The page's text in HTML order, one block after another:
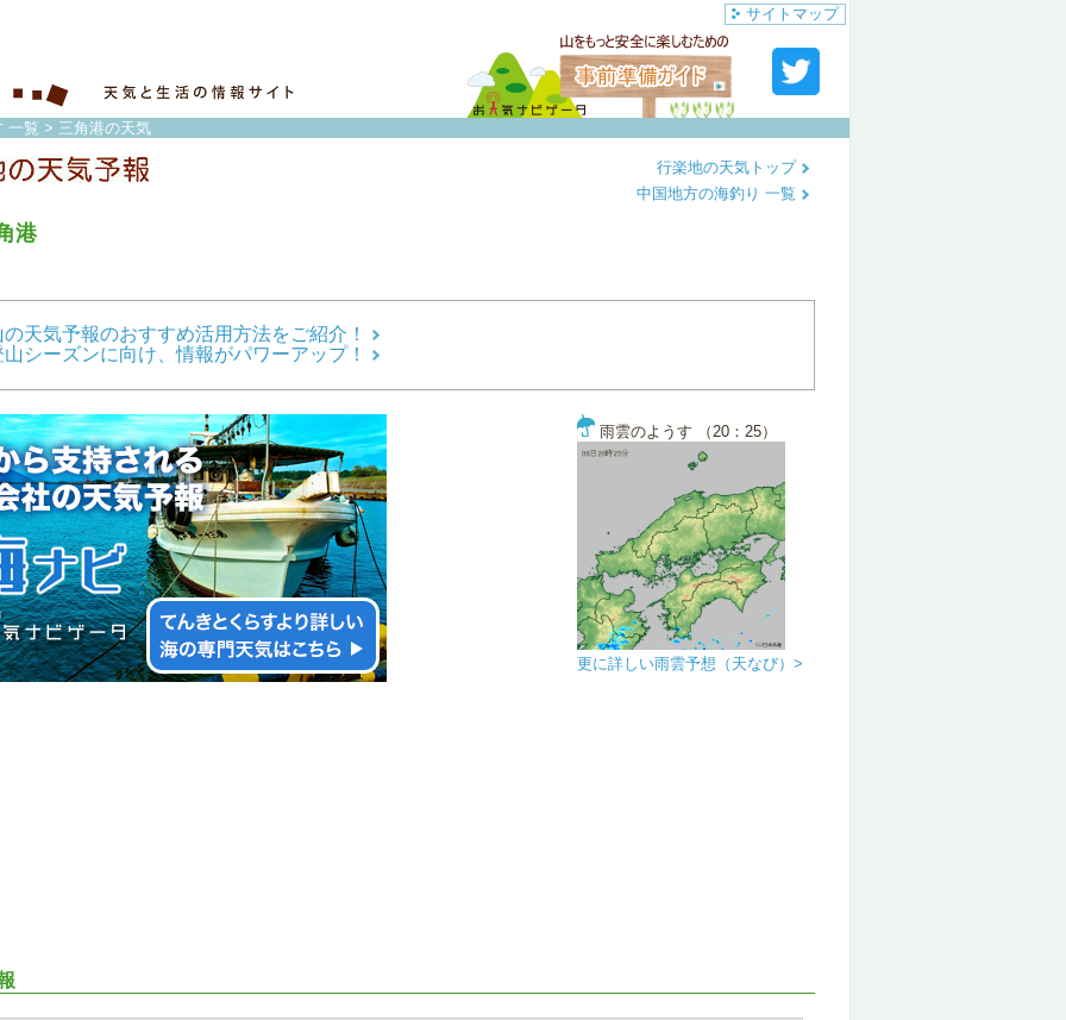
サイトマップ
一覧 > 三角港の天気
港
行楽地の天気トップ
中国地方の海釣り 一覧
天気予報のおすすめ活用方法をご紹介！
シーズンに向け、情報がパワーアップ！
雨雲のようす （20：25）
更に詳しい雨雲予想（天なび）>